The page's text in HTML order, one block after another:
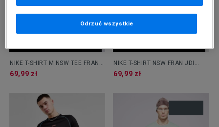
-10% ZA MIN. 500 ZŁ KOD: SUM10
NIKE T-SHIRT M NSW TEE FRAN
JDI VERBIAGE
69,99 zł
-10% ZA MIN. 500 ZŁ KOD: SUM10
NIKE T-SHIRT NSW FRAN JDI
VERBIAGE
69,99 zł
Odrzuć wszystkie